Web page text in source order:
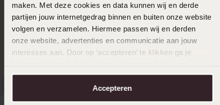
maken. Met deze cookies en data kunnen wij en derde
partijen jouw internetgedrag binnen en buiten onze website
volgen en verzamelen. Hiermee passen wij en derden
onze website, advertenties en communicatie aan jouw
interesses aan. Door op ‘accepteren’ te klikken ga je
aanpassen. Lees er meer over in onscookiebeleid.
Accepteren